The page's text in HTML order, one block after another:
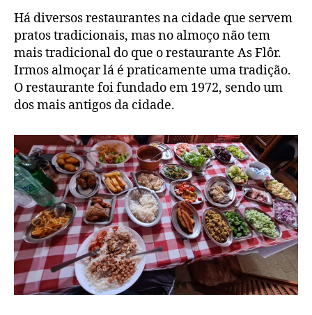
Há diversos restaurantes na cidade que servem
pratos tradicionais, mas no almoço não tem
mais tradicional do que o restaurante As Flôr.
Irmos almoçar lá é praticamente uma tradição.
O restaurante foi fundado em 1972, sendo um
dos mais antigos da cidade.